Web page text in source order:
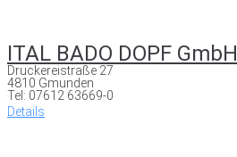
ITAL BADO DOPF GmbH
Druckereistraße 27
4810 Gmunden
Tel: 07612 63669-0
Details